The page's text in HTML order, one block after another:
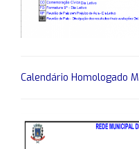
Calendário Homologado